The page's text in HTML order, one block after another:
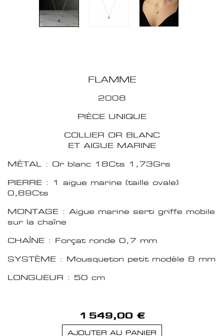
FLAMME
2008
PIÈCE UNIQUE
COLLIER OR BLANC
ET AIGUE MARINE
MÉTAL : Or blanc 18Cts 1,73Grs
PIERRE : 1 aigue marine (taille ovale)
0,89Cts
MONTAGE : Aigue marine serti griffe mobile
sur la chaîne
CHAÎNE : Forçat ronde 0,7 mm
SYSTÈME : Mousqueton petit modèle 8 mm
LONGUEUR : 50 cm
1 549,00 €
AJOUTER AU PANIER